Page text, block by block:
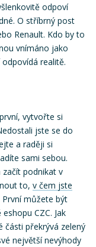
odpoví
O stříbrný post
Renault. Kdo by to
vnímáno jako
realitě.
vytvořte si
jste se do
a raději si
sami sebou.
podnikat v
to, v čem jste
První můžete být
CZC. Jak
části překrývá zelený
největší nevýhody